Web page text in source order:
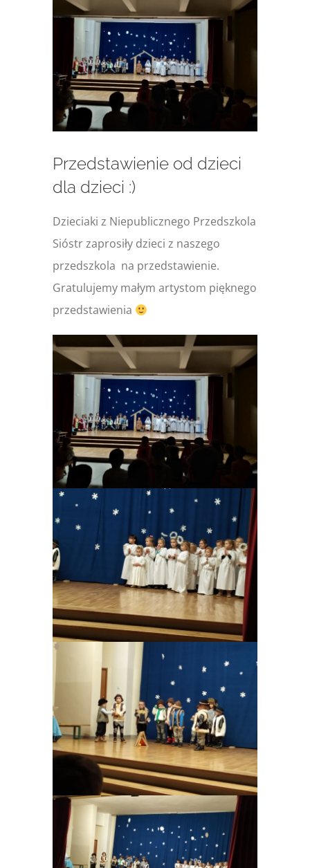
większy
obrazek
Przedstawienie od dzieci
dla dzieci :)
Dzieciaki z Niepublicznego Przedszkola
Sióstr zaprosiły dzieci z naszego
przedszkola na przedstawienie.
Gratulujemy małym artystom pięknego
przedstawienia